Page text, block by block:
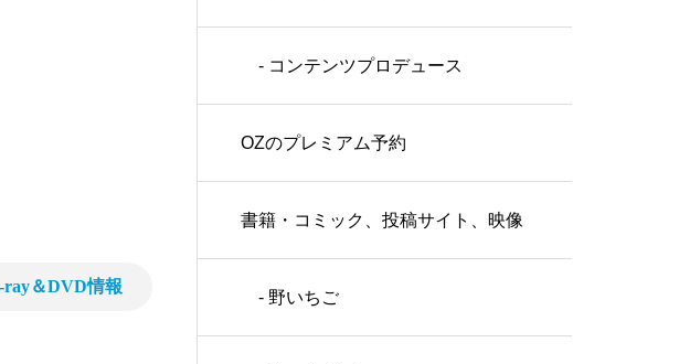
ray＆DVD情報
- コンテンツプロデュース
OZのプレミアム予約
書籍・コミック、投稿サイト、映像
化作品
- 野いちご